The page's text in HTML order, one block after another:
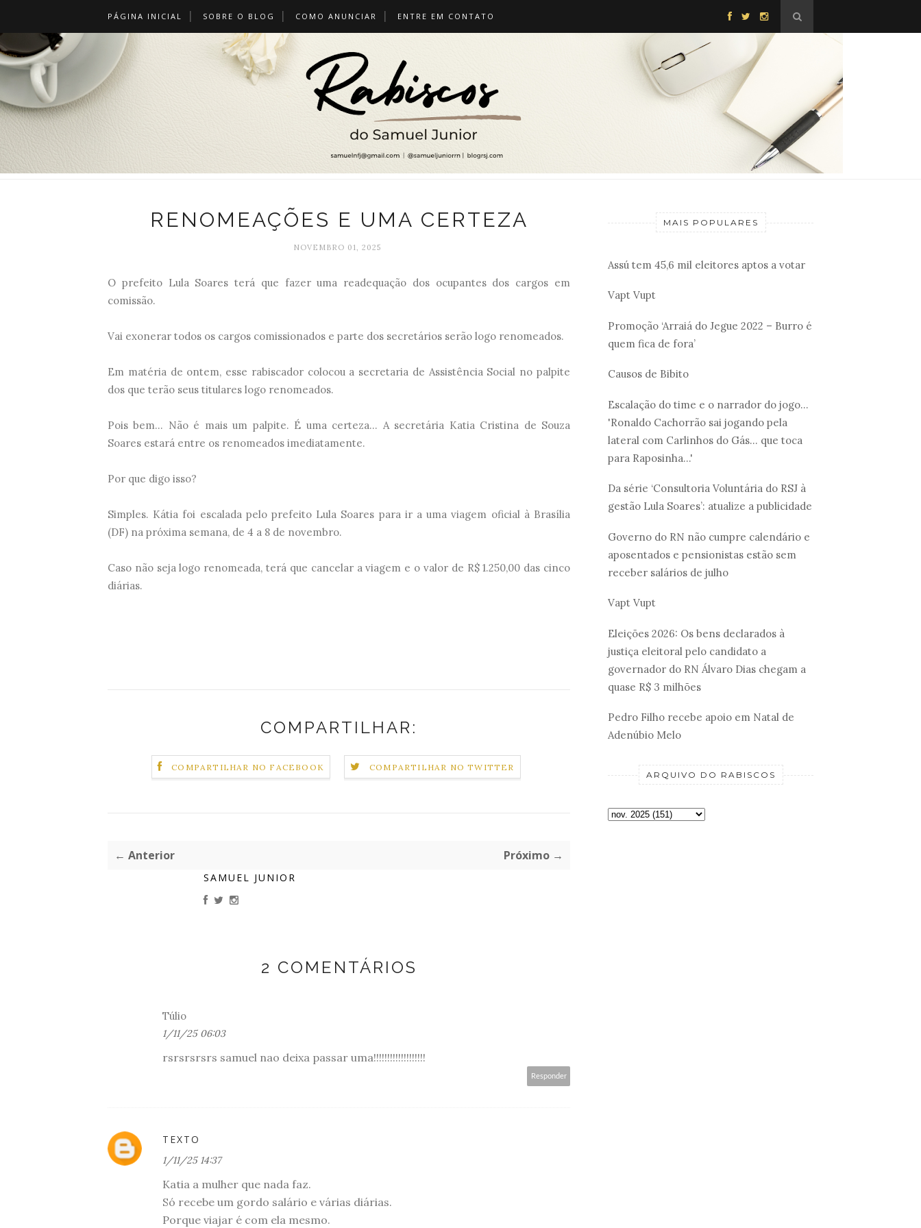
PÁGINA INICIAL SOBRE O BLOG COMO ANUNCIAR ENTRE EM CONTATO
RENOMEAÇÕES E UMA CERTEZA
NOVEMBRO 01, 2025
O prefeito Lula Soares terá que fazer uma readequação dos ocupantes dos cargos em
comissão.
Vai exonerar todos os cargos comissionados e parte dos secretários serão logo renomeados.
Em matéria de ontem, esse rabiscador colocou a secretaria de Assistência Social no palpite
dos que terão seus titulares logo renomeados.
Pois bem... Não é mais um palpite. É uma certeza... A secretária Katia Cristina de Souza
Soares estará entre os renomeados imediatamente.
Por que digo isso?
Simples. Kátia foi escalada pelo prefeito Lula Soares para ir a uma viagem oficial à Brasília
(DF) na próxima semana, de 4 a 8 de novembro.
Caso não seja logo renomeada, terá que cancelar a viagem e o valor de R$ 1.250,00 das cinco
diárias.
COMPARTILHAR:
COMPARTILHAR NO FACEBOOK COMPARTILHAR NO TWITTER
← Anterior Próximo →
SAMUEL JUNIOR
2 COMENTÁRIOS
Túlio
1/11/25 06:03
rsrsrsrsrs samuel nao deixa passar uma!!!!!!!!!!!!!!!!!!!
Responder
TEXTO
1/11/25 14:37
Katia a mulher que nada faz.
Só recebe um gordo salário e várias diárias.
Porque viajar é com ela mesmo.
MAIS POPULARES
Assú tem 45,6 mil eleitores aptos a votar
Vapt Vupt
Promoção ‘Arraiá do Jegue 2022 – Burro é
quem fica de fora’
Causos de Bibito
Escalação do time e o narrador do jogo...
'Ronaldo Cachorrão sai jogando pela
lateral com Carlinhos do Gás... que toca
para Raposinha...'
Da série ‘Consultoria Voluntária do RSJ à
gestão Lula Soares’: atualize a publicidade
Governo do RN não cumpre calendário e
aposentados e pensionistas estão sem
receber salários de julho
Vapt Vupt
Eleições 2026: Os bens declarados à
justiça eleitoral pelo candidato a
governador do RN Álvaro Dias chegam a
quase R$ 3 milhões
Pedro Filho recebe apoio em Natal de
Adenúbio Melo
ARQUIVO DO RABISCOS